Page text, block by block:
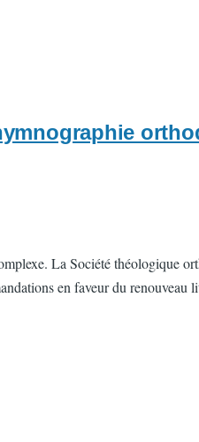
La Société théologique
en faveur du renouveau